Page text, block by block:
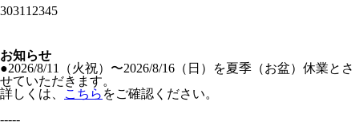
3031 1 2345
お知らせ
●2026/8/11（火祝）〜2026/8/16（日）を夏季（お盆）休業とさ
せていただきます。
詳しくは、
こちら をご確認ください。
-----